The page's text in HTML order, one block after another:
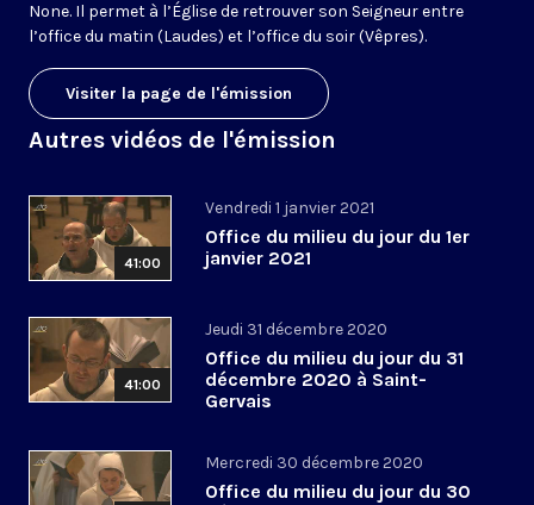
None. Il permet à l’Église de retrouver son Seigneur entre
l’office du matin (Laudes) et l’office du soir (Vêpres).
Visiter la page de l'émission
Autres vidéos de l'émission
41:00
Vendredi 1 janvier 2021
Office du milieu du jour du 1er
janvier 2021
41:00
Jeudi 31 décembre 2020
Office du milieu du jour du 31
décembre 2020 à Saint-
Gervais
Mercredi 30 décembre 2020
Office du milieu du jour du 30